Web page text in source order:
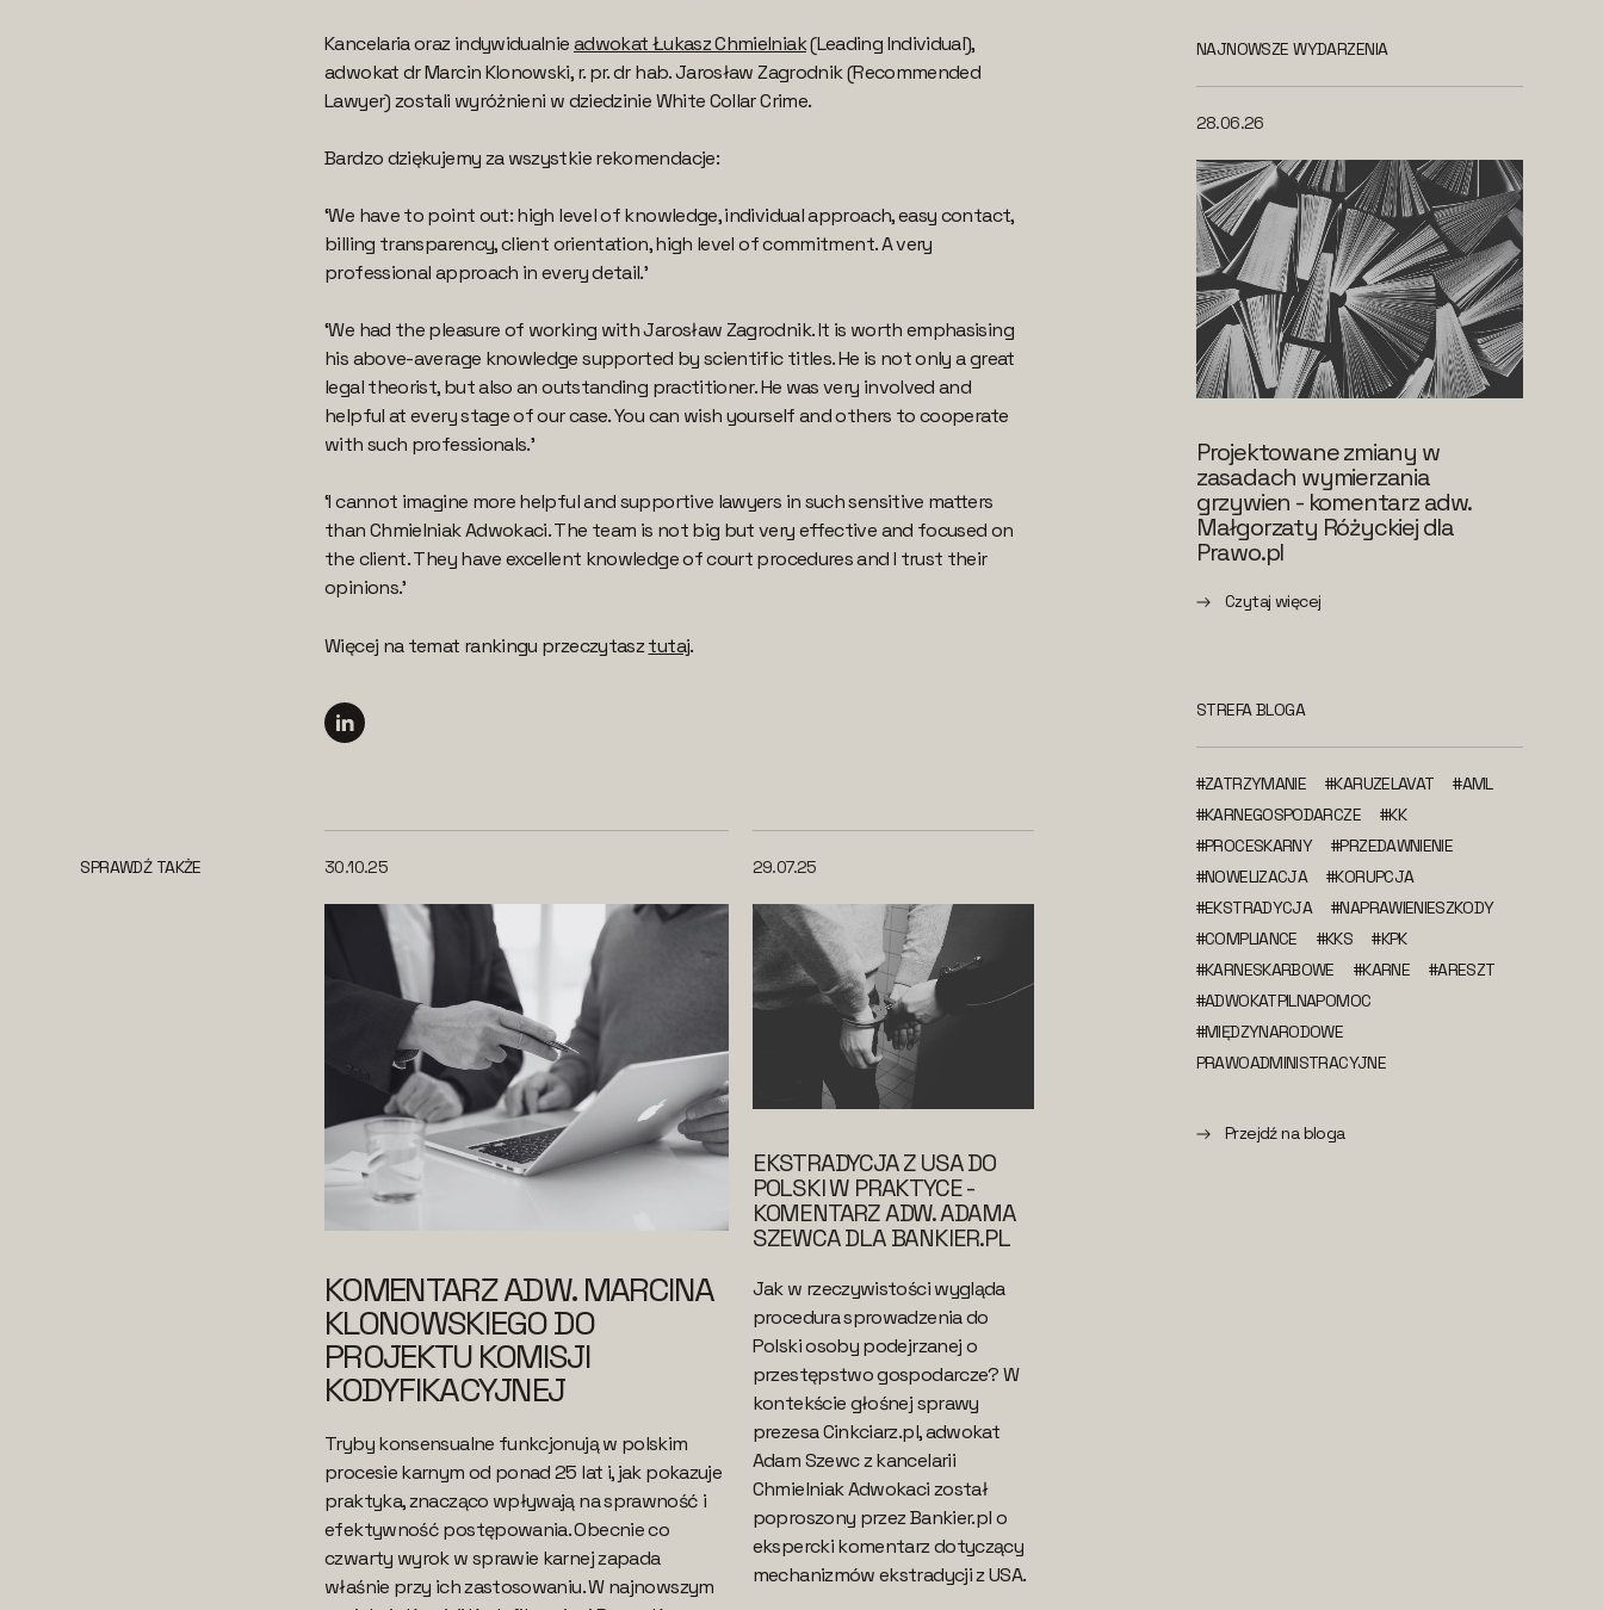
Kancelaria oraz indywidualnieadwokat Łukasz Chmielniak(Leading Individual),
adwokat dr Marcin Klonowski, r. pr. dr hab. Jarosław Zagrodnik (Recommended
Lawyer) zostali wyróżnieni w dziedzinie White Collar Crime.
Bardzo dziękujemy za wszystkie rekomendacje:
‘We have to point out: high level of knowledge, individual approach, easy contact,
billing transparency, client orientation, high level of commitment. A very
professional approach in every detail.’
‘We had the pleasure of working with Jarosław Zagrodnik. It is worth emphasising
his above-average knowledge supported by scientific titles. He is not only a great
legal theorist, but also an outstanding practitioner. He was very involved and
helpful at every stage of our case. You can wish yourself and others to cooperate
with such professionals.’
‘I cannot imagine more helpful and supportive lawyers in such sensitive matters
than Chmielniak Adwokaci. The team is not big but very effective and focused on
the client. They have excellent knowledge of court procedures and I trust their
opinions.’
Więcej na temat rankingu przeczytasztutaj.
SPRAWDŹ TAKŻE 30.10.25
KOMENTARZ ADW. MARCINA
KLONOWSKIEGO DO
PROJEKTU KOMISJI
KODYFIKACYJNEJ
Tryby konsensualne funkcjonują w polskim
procesie karnym od ponad 25 lat i, jak pokazuje
praktyka, znacząco wpływają na sprawność i
efektywność postępowania. Obecnie co
czwarty wyrok w sprawie karnej zapada
właśnie przy ich zastosowaniu. W najnowszym
29.07.25
EKSTRADYCJA Z USA DO
POLSKI W PRAKTYCE -
KOMENTARZ ADW. ADAMA
SZEWCA DLA BANKIER.PL
Jak w rzeczywistości wygląda
procedura sprowadzenia do
Polski osoby podejrzanej o
przestępstwo gospodarcze? W
kontekście głośnej sprawy
prezesa Cinkciarz.pl, adwokat
Adam Szewc z kancelarii
Chmielniak Adwokaci został
poproszony przez Bankier.pl o
ekspercki komentarz dotyczący
mechanizmów ekstradycji z USA.
NAJNOWSZE WYDARZENIA
28.06.26
Projektowane zmiany w
zasadach wymierzania
grzywien - komentarz adw.
Małgorzaty Różyckiej dla
Prawo.pl
Czytaj więcej
STREFA BLOGA
#ZATRZYMANIE #KARUZELAVAT
#AML
#KARNEGOSPODARCZE
#KK
#PROCESKARNY
#PRZEDAWNIENIE
#NOWELIZACJA
#KORUPCJA
#EKSTRADYCJA
#NAPRAWIENIESZKODY
#COMPLIANCE
#KKS
#KPK
#KARNESKARBOWE
#KARNE
#ARESZT
#ADWOKATPILNAPOMOC
#MIĘDZYNARODOWE
PRAWOADMINISTRACYJNE
Przejdź na bloga